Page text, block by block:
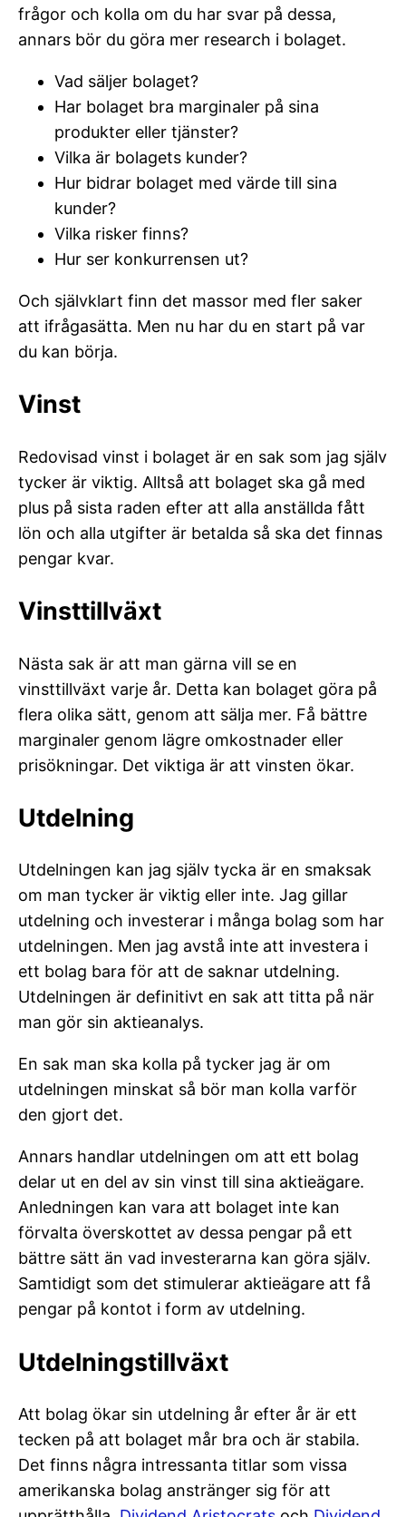
frågor och kolla om du har svar på dessa,
annars bör du göra mer research i bolaget.
Vad säljer bolaget?
Har bolaget bra marginaler på sina
produkter eller tjänster?
Vilka är bolagets kunder?
Hur bidrar bolaget med värde till sina
kunder?
Vilka risker finns?
Hur ser konkurrensen ut?
Och självklart finn det massor med fler saker
att ifrågasätta. Men nu har du en start på var
du kan börja.
Vinst
Redovisad vinst i bolaget är en sak som jag själv
tycker är viktig. Alltså att bolaget ska gå med
plus på sista raden efter att alla anställda fått
lön och alla utgifter är betalda så ska det finnas
pengar kvar.
Vinsttillväxt
Nästa sak är att man gärna vill se en
vinsttillväxt varje år. Detta kan bolaget göra på
flera olika sätt, genom att sälja mer. Få bättre
marginaler genom lägre omkostnader eller
prisökningar. Det viktiga är att vinsten ökar.
Utdelning
Utdelningen kan jag själv tycka är en smaksak
om man tycker är viktig eller inte. Jag gillar
utdelning och investerar i många bolag som har
utdelningen. Men jag avstå inte att investera i
ett bolag bara för att de saknar utdelning.
Utdelningen är definitivt en sak att titta på när
man gör sin aktieanalys.
En sak man ska kolla på tycker jag är om
utdelningen minskat så bör man kolla varför
den gjort det.
Annars handlar utdelningen om att ett bolag
delar ut en del av sin vinst till sina aktieägare.
Anledningen kan vara att bolaget inte kan
förvalta överskottet av dessa pengar på ett
bättre sätt än vad investerarna kan göra själv.
Samtidigt som det stimulerar aktieägare att få
pengar på kontot i form av utdelning.
Utdelningstillväxt
Att bolag ökar sin utdelning år efter år är ett
tecken på att bolaget mår bra och är stabila.
Det finns några intressanta titlar som vissa
amerikanska bolag anstränger sig för att